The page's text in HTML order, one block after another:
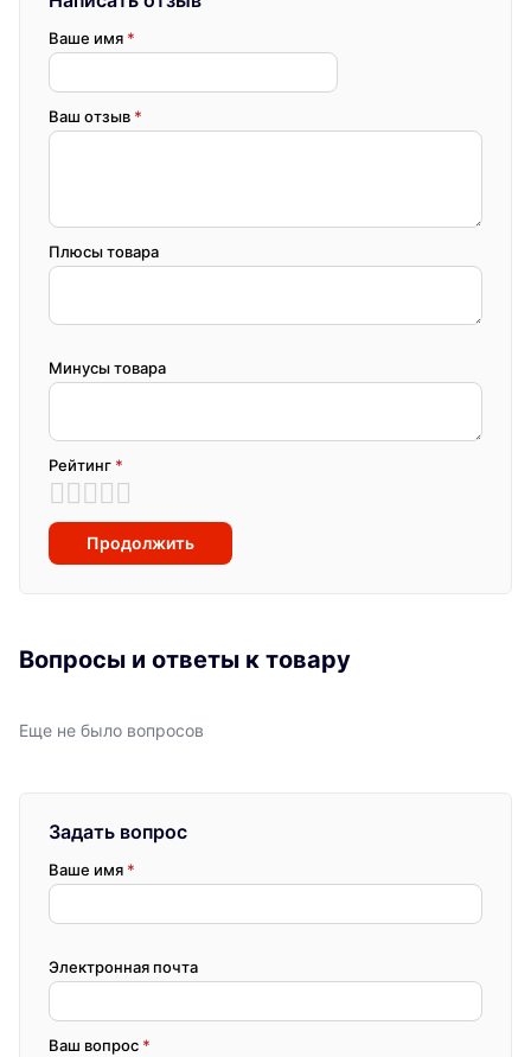
Ваше имя *
Ваш отзыв *
Плюсы товара
Минусы товара
Рейтинг *
Продолжить
Вопросы и ответы к товару
Еще не было вопросов
Задать вопрос
Ваше имя *
Электронная почта
Ваш вопрос *